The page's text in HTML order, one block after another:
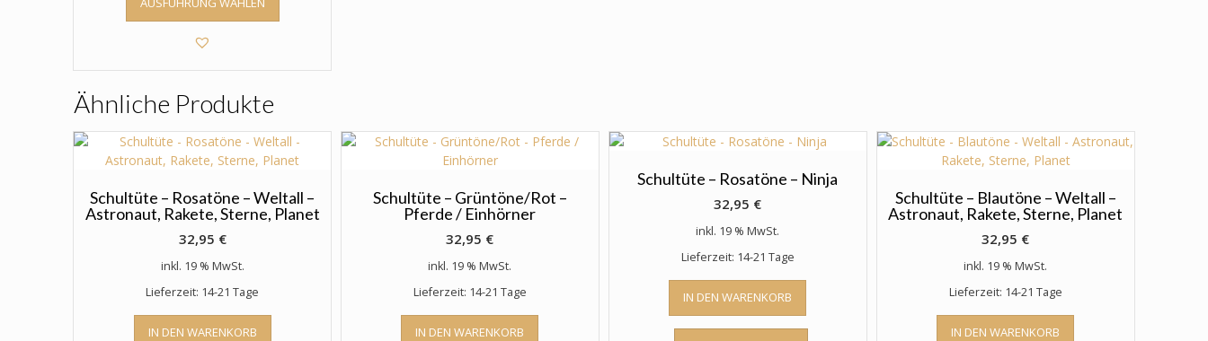
weist
können
auf
Produktseite
gewählt
Ähnliche Produkte
Schultüte – Rosatöne – Weltall –
Astronaut, Rakete, Sterne, Planet
32,95 €
inkl. 19 % MwSt.
Lieferzeit: 14-21 Tage
IN DEN WARENKORB
Schultüte – Grüntöne/Rot –
Pferde / Einhörner
32,95 €
inkl. 19 % MwSt.
Lieferzeit: 14-21 Tage
IN DEN WARENKORB
Schultüte – Rosatöne – Ninja
32,95 €
inkl. 19 % MwSt.
Lieferzeit: 14-21 Tage
IN DEN WARENKORB
Schultüte – Blautöne – Weltall –
Astronaut, Rakete, Sterne, Planet
32,95 €
inkl. 19 % MwSt.
Lieferzeit: 14-21 Tage
IN DEN WARENKORB